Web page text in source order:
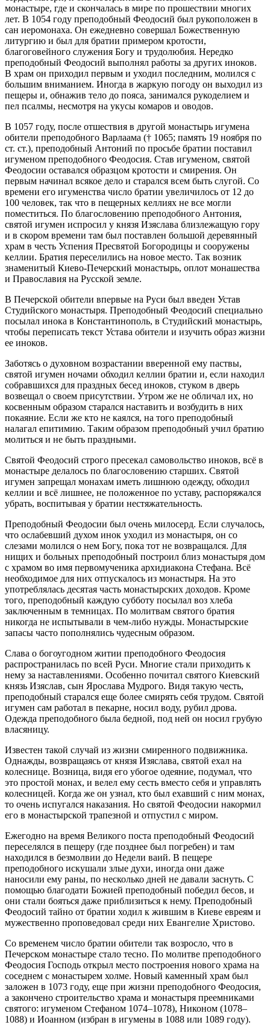
монастыре, где и скончалась в мире по прошествии многих
лет. В 1054 году преподобный Феодосий был рукоположен в
сан иеромонаха. Он ежедневно совершал Божественную
литургию и был для братии примером кротости,
благоговейного служения Богу и трудолюбия. Нередко
преподобный Феодосий выполнял работы за других иноков.
В храм он приходил первым и уходил последним, молился с
большим вниманием. Иногда в жаркую погоду он выходил из
пещеры и, обнажив тело до пояса, занимался рукоделием и
пел псалмы, несмотря на укусы комаров и оводов.
В 1057 году, после отшествия в другой монастырь игумена
обители преподобного Варлаама († 1065; память 19 ноября по
ст. ст.), преподобный Антоний по просьбе братии поставил
игуменом преподобного Феодосия. Став игуменом, святой
Феодосии оставался образцом кротости и смирения. Он
первым начинал всякое дело и старался всем быть слугой. Со
времени его игуменства число братии увеличилось от 12 до
100 человек, так что в пещерных келлиях не все могли
поместиться. По благословению преподобного Антония,
святой игумен испросил у князя Изяслава близлежащую гору
и в скором времени там был поставлен большой деревянный
храм в честь Успения Пресвятой Богородицы и сооружены
келлии. Братия переселились на новое место. Так возник
знаменитый Киево-Печерский монастырь, оплот монашества
и Православия на Русской земле.
В Печерской обители впервые на Руси был введен Устав
Студийского монастыря. Преподобный Феодосий специально
посылал инока в Константинополь, в Студийский монастырь,
чтобы переписать текст Устава обители и изучить образ жизни
ее иноков.
Заботясь о духовном возрастании вверенной ему паствы,
святой игумен ночами обходил келлии братии и, если находил
собравшихся для праздных бесед иноков, стуком в дверь
возвещал о своем присутствии. Утром же не обличал их, но
косвенным образом старался наставить и возбудить в них
покаяние. Если же кто не каялся, на того преподобный
налагал епитимию. Таким образом преподобный учил братию
молиться и не быть праздными.
Святой Феодосий строго пресекал самовольство иноков, всё в
монастыре делалось по благословению старших. Святой
игумен запрещал монахам иметь лишнюю одежду, обходил
келлии и всё лишнее, не положенное по уставу, распоряжался
убрать, воспитывая у братии нестяжательность.
Преподобный Феодосии был очень милосерд. Если случалось,
что ослабевший духом инок уходил из монастыря, он со
слезами молился о нем Богу, пока тот не возвращался. Для
нищих и больных преподобный построил близ монастыря дом
с храмом во имя первомученика архидиакона Стефана. Всё
необходимое для них отпускалось из монастыря. На это
употреблялась десятая часть монастырских доходов. Кроме
того, преподобный каждую субботу посылал воз хлеба
заключенным в темницах. По молитвам святого братия
никогда не испытывали в чем-либо нужды. Монастырские
запасы часто пополнялись чудесным образом.
Слава о богоугодном житии преподобного Феодосия
распространилась по всей Руси. Многие стали приходить к
нему за наставлениями. Особенно почитал святого Киевский
князь Изяслав, сын Ярослава Мудрого. Видя такую честь,
преподобный старался еще более смирять себя трудом. Святой
игумен сам работал в пекарне, носил воду, рубил дрова.
Одежда преподобного была бедной, под ней он носил грубую
власяницу.
Известен такой случай из жизни смиренного подвижника.
Однажды, возвращаясь от князя Изяслава, святой ехал на
колеснице. Возница, видя его убогое одеяние, подумал, что
это простой монах, и велел ему сесть вместо себя и управлять
колесницей. Когда же он узнал, кто был ехавший с ним монах,
то очень испугался наказания. Но святой Феодосии накормил
его в монастырской трапезной и отпустил с миром.
Ежегодно на время Великого поста преподобный Феодосий
переселялся в пещеру (где позднее был погребен) и там
находился в безмолвии до Недели ваий. В пещере
преподобного искушали злые духи, иногда они даже
наносили ему раны, по несколько дней не давали заснуть. С
помощью благодати Божией преподобный победил бесов, и
они стали бояться даже приблизиться к нему. Преподобный
Феодосий тайно от братии ходил к жившим в Киеве евреям и
мужественно проповедовал среди них Евангелие Христово.
Со временем число братии обители так возросло, что в
Печерском монастыре стало тесно. По молитве преподобного
Феодосия Господь открыл место построения нового храма на
соседнем с монастырем холме. Новый каменный храм был
заложен в 1073 году, еще при жизни преподобного Феодосия,
а закончено строительство храма и монастыря преемниками
святого: игуменом Стефаном 1074–1078), Никоном (1078–
1088) и Иоанном (избран в игумены в 1088 или 1089 году).